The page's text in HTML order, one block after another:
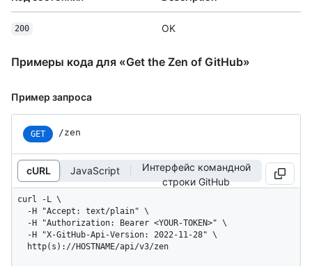
200 OK
Примеры кода для «Get the Zen of GitHub»
Пример запроса
GET /zen
cURL JavaScript
Интерфейс командной
строки GitHub
curl -L \
  http(s)://HOSTNAME/api/v3/zen